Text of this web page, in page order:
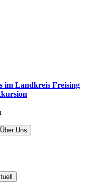
im Landkreis Freising
Uns